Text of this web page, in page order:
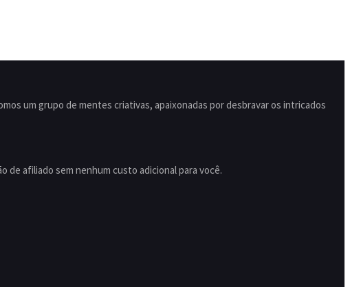
um grupo de mentes criativas, apaixonadas por desbravar os intricados
de afiliado sem nenhum custo adicional para você.